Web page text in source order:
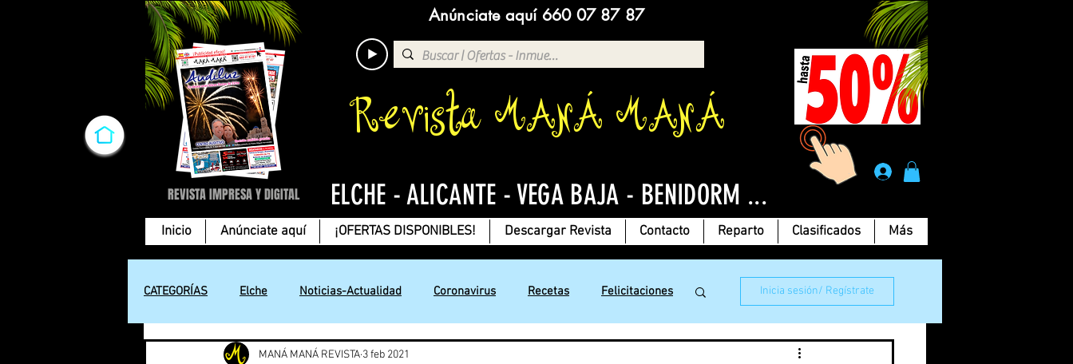
Anúnciate aquí 660 07 87 87
Revista MANÁ MANÁ
ELCHE - ALICANTE - VEGA BAJA - BENIDORM ...
REVISTA IMPRESA Y DIGITAL
.
Inicio Anúnciate aquí ¡OFERTAS DISPONIBLES! Descargar Revista Contacto Reparto Clasificados Más
CATEGORÍAS Elche Noticias-Actualidad Coronavirus Recetas Felicitaciones
Cartas de amor Tecnología Jesús con Amor
Inicia sesión/ Regístrate
MANÁ MANÁ REVISTA 3 feb 2021